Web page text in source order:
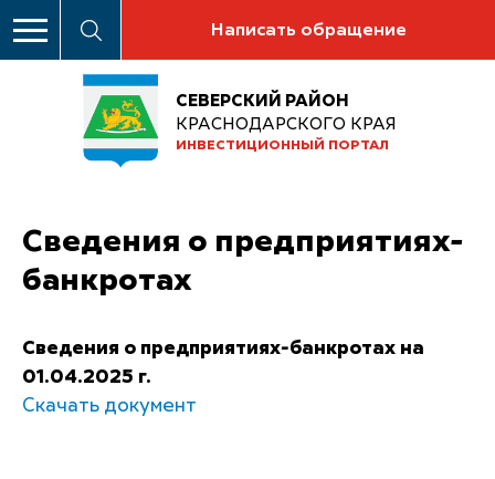
Написать обращение
СЕВЕРСКИЙ РАЙОН
КРАСНОДАРСКОГО КРАЯ
ИНВЕСТИЦИОННЫЙ ПОРТАЛ
Сведения о предприятиях-
банкротах
Сведения о предприятиях-банкротах на
01.04.2025 г.
Скачать документ